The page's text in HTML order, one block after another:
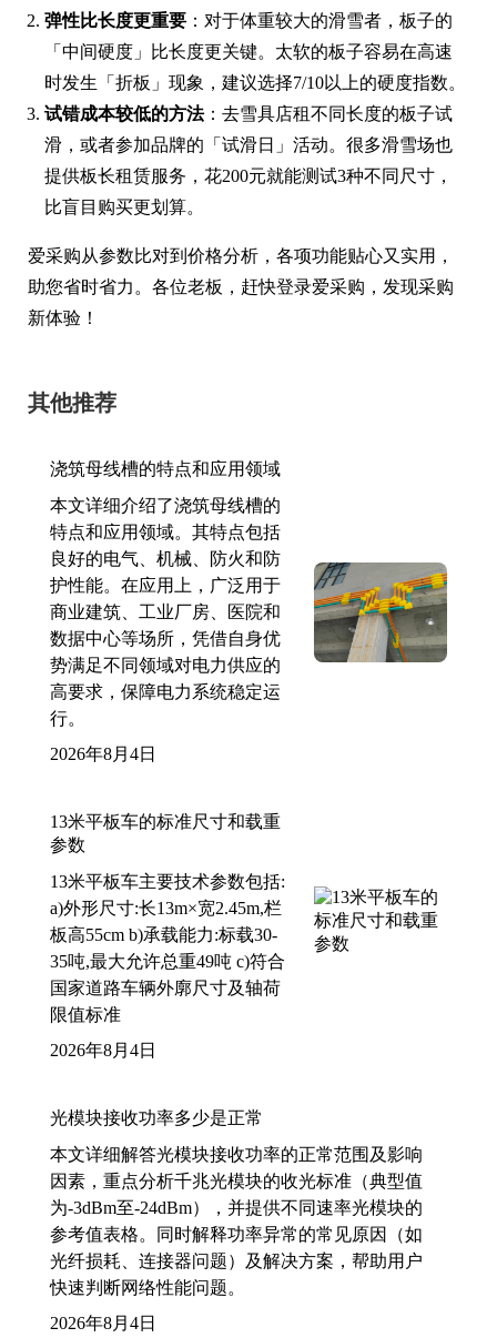
弹性比长度更重要 ：对于体重较大的滑雪者，板子的
「中间硬度」比长度更关键。太软的板子容易在高速
时发生「折板」现象，建议选择7/10以上的硬度指数。
试错成本较低的方法：去雪具店租不同长度的板子试
滑，或者参加品牌的「试滑日」活动。很多滑雪场也
提供板长租赁服务，花200元就能测试3种不同尺寸，
比盲目购买更划算。
爱采购从参数比对到价格分析，各项功能贴心又实用，
助您省时省力。各位老板，赶快登录爱采购，发现采购
新体验！
其他推荐
浇筑母线槽的特点和应用领域
本文详细介绍了浇筑母线槽的
特点和应用领域。其特点包括
良好的电气、机械、防火和防
护性能。在应用上，广泛用于
商业建筑、工业厂房、医院和
数据中心等场所，凭借自身优
势满足不同领域对电力供应的
高要求，保障电力系统稳定运
行。
2026年8月4日
13米平板车的标准尺寸和载重
参数
13米平板车主要技术参数包括:
a)外形尺寸:长13m×宽2.45m,栏
板高55cm b)承载能力:标载30-
35吨,最大允许总重49吨 c)符合
国家道路车辆外廓尺寸及轴荷
限值标准
2026年8月4日
光模块接收功率多少是正常
本文详细解答光模块接收功率的正常范围及影响
因素，重点分析千兆光模块的收光标准（典型值
为-3dBm至-24dBm），并提供不同速率光模块的
参考值表格。同时解释功率异常的常见原因（如
光纤损耗、连接器问题）及解决方案，帮助用户
快速判断网络性能问题。
2026年8月4日